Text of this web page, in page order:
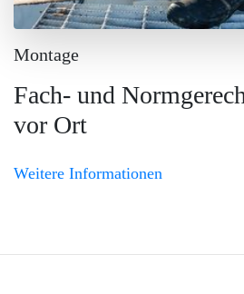
Montage
Fach- und
vor Ort
Weitere Informationen